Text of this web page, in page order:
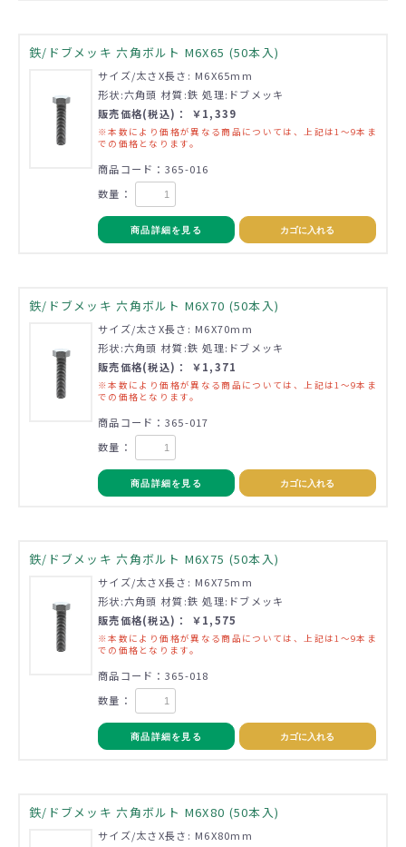
鉄/ドブメッキ 六角ボルト M6X65 (50本入)
サイズ/太さX長さ: M6X65mm
形状:六角頭 材質:鉄 処理:ドブメッキ
販売価格(税込)： ￥1,339
※本数により価格が異なる商品については、上記は1～9本ま
での価格となります。
商品コード：365-016
数量：
商品詳細を見る カゴに入れる
鉄/ドブメッキ 六角ボルト M6X70 (50本入)
サイズ/太さX長さ: M6X70mm
形状:六角頭 材質:鉄 処理:ドブメッキ
販売価格(税込)： ￥1,371
※本数により価格が異なる商品については、上記は1～9本ま
での価格となります。
商品コード：365-017
数量：
商品詳細を見る カゴに入れる
鉄/ドブメッキ 六角ボルト M6X75 (50本入)
サイズ/太さX長さ: M6X75mm
形状:六角頭 材質:鉄 処理:ドブメッキ
販売価格(税込)： ￥1,575
※本数により価格が異なる商品については、上記は1～9本ま
での価格となります。
商品コード：365-018
数量：
商品詳細を見る カゴに入れる
鉄/ドブメッキ 六角ボルト M6X80 (50本入)
サイズ/太さX長さ: M6X80mm